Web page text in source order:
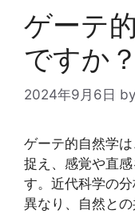
ー
ゲーテ
ですか？
2024年9月6日 by
ゲーテ的自然学
捉え、感覚や直
す。近代科学の
異なり、自然と